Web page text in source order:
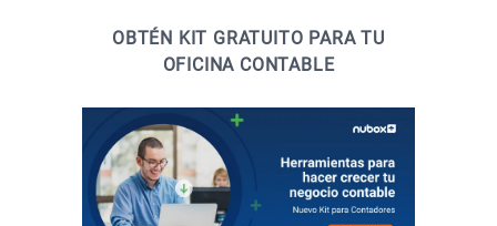
OBTÉN KIT GRATUITO PARA TU
OFICINA CONTABLE